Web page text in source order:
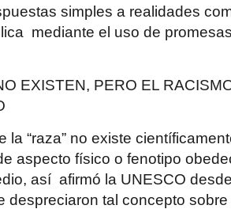
simples a realidades
mediante el uso de
EXISTEN, PERO EL
la “raza” no existe
aspecto físico o fenotipo
así afirmó la UNESCO
despreciaron tal concepto